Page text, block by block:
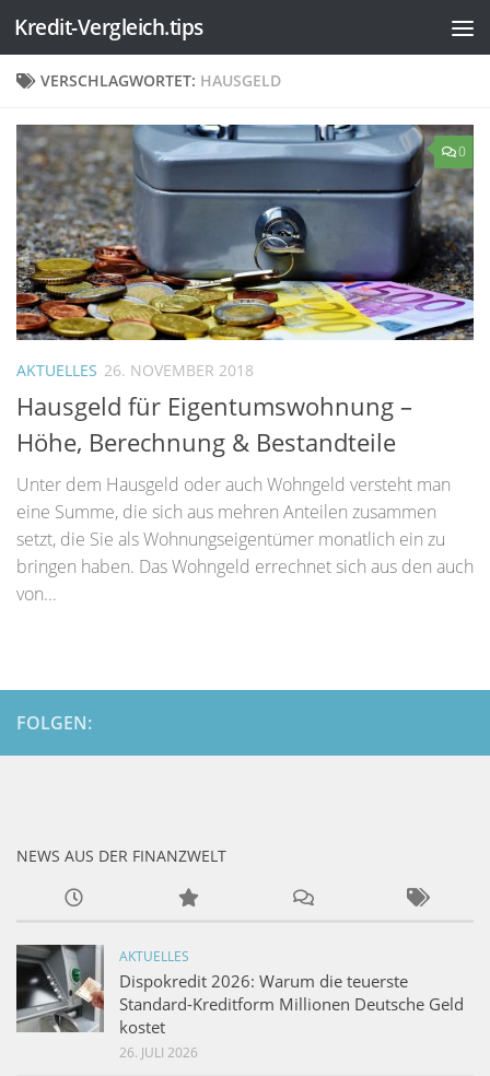
Zum Inhalt springen
Kredit-Vergleich.tips
VERSCHLAGWORTET: HAUSGELD
0
AKTUELLES 26. NOVEMBER 2018
Hausgeld für Eigentumswohnung –
Höhe, Berechnung & Bestandteile
Unter dem Hausgeld oder auch Wohngeld versteht man
eine Summe, die sich aus mehren Anteilen zusammen
setzt, die Sie als Wohnungseigentümer monatlich ein zu
bringen haben. Das Wohngeld errechnet sich aus den auch
von...
FOLGEN:
NEWS AUS DER FINANZWELT
AKTUELLES
Dispokredit 2026: Warum die teuerste
Standard-Kreditform Millionen Deutsche Geld
kostet
26. JULI 2026